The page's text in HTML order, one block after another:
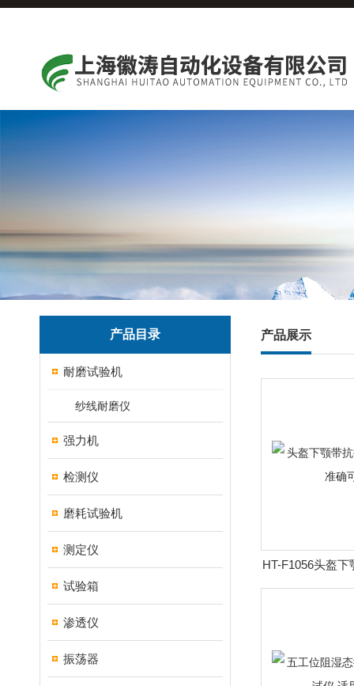
产品目录
耐磨试验机
纱线耐磨仪
强力机
检测仪
磨耗试验机
测定仪
试验箱
渗透仪
振荡器
产品展示
HT-F1056头盔
试仪 准